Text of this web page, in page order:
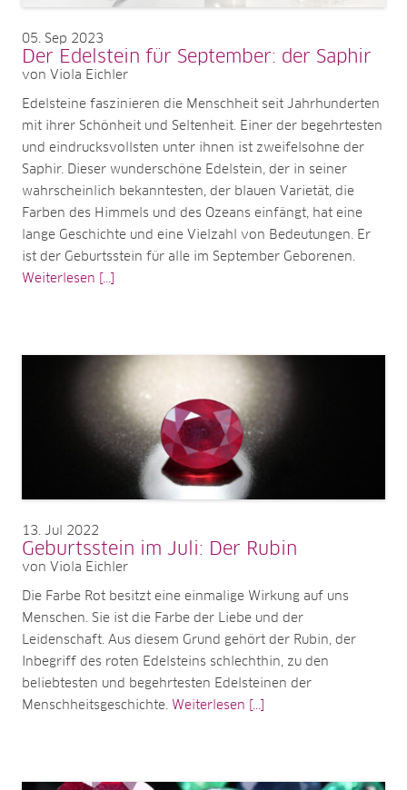
05 Sep 2023
Der Edelstein für September: der Saphir
von Viola Eichler
Edelsteine faszinieren die Menschheit seit Jahrhunderten
mit ihrer Schönheit und Seltenheit. Einer der begehrtesten
und eindrucksvollsten unter ihnen ist zweifelsohne der
Saphir. Dieser wunderschöne Edelstein, der in seiner
wahrscheinlich bekanntesten, der blauen Varietät, die
Farben des Himmels und des Ozeans einfängt, hat eine
lange Geschichte und eine Vielzahl von Bedeutungen. Er
ist der Geburtsstein für alle im September Geborenen.
Weiterlesen [...]
13 Jul 2022
Geburtsstein im Juli: Der Rubin
von Viola Eichler
Die Farbe Rot besitzt eine einmalige Wirkung auf uns
Menschen. Sie ist die Farbe der Liebe und der
Leidenschaft. Aus diesem Grund gehört der Rubin, der
Inbegriff des roten Edelsteins schlechthin, zu den
beliebtesten und begehrtesten Edelsteinen der
Menschheitsgeschichte. Weiterlesen [...]